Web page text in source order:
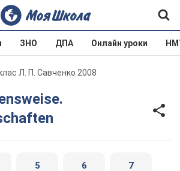
ЗНО ДПА Онлайн уроки
Л. П. Савченко 2008
5 6 7